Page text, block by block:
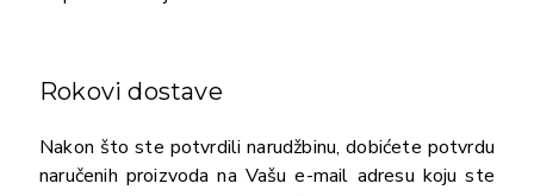
Rokovi dostave
Nakon što ste potvrdili narudžbinu, dobićete potvrdu
naručenih proizvoda na Vašu e-mail adresu koju ste